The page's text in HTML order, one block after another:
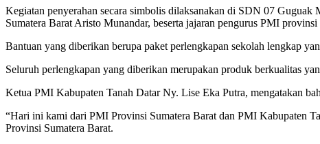
Kegiatan penyerahan secara simbolis dilaksanakan di SDN 07
Sumatera Barat Aristo Munandar, beserta jajaran pengurus PMI
Bantuan yang diberikan berupa paket perlengkapan sekolah lengkap
Seluruh perlengkapan yang diberikan merupakan produk berkualitas
Ketua PMI Kabupaten Tanah Datar Ny. Lise Eka Putra, mengatakan
“Hari ini kami dari PMI Provinsi Sumatera Barat dan PMI Kabupaten
Provinsi Sumatera Barat.